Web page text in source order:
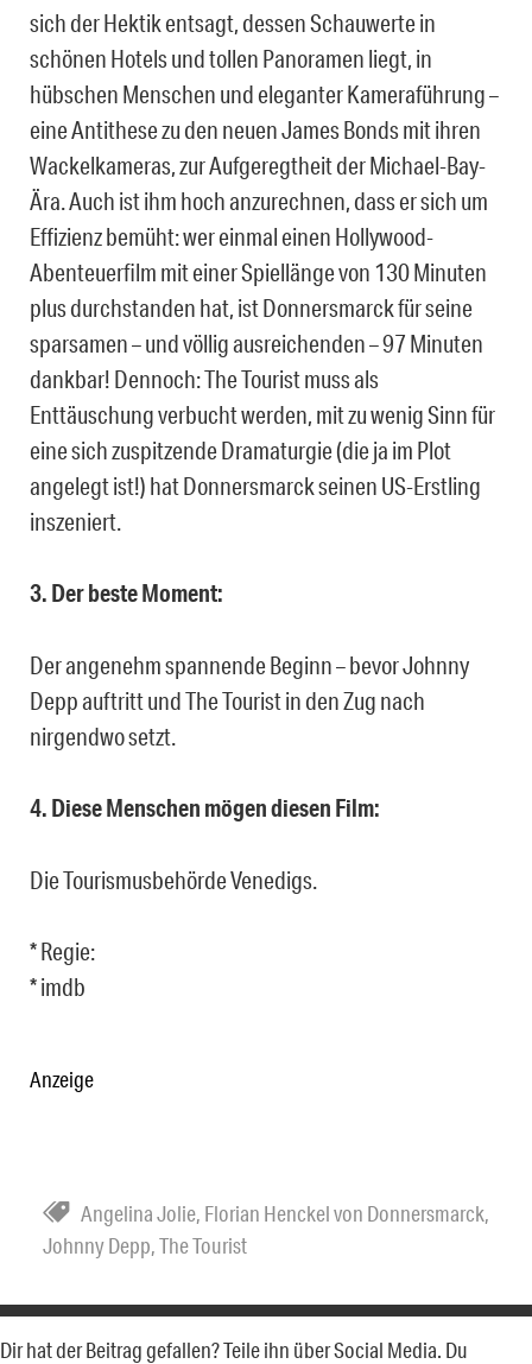
sich der Hektik entsagt, dessen Schauwerte in
schönen Hotels und tollen Panoramen liegt, in
hübschen Menschen und eleganter Kameraführung –
eine Antithese zu den neuen James Bonds mit ihren
Wackelkameras, zur Aufgeregtheit der Michael-Bay-
Ära. Auch ist ihm hoch anzurechnen, dass er sich um
Effizienz bemüht: wer einmal einen Hollywood-
Abenteuerfilm mit einer Spiellänge von 130 Minuten
plus durchstanden hat, ist Donnersmarck für seine
sparsamen – und völlig ausreichenden – 97 Minuten
dankbar! Dennoch: The Tourist muss als
Enttäuschung verbucht werden, mit zu wenig Sinn für
eine sich zuspitzende Dramaturgie (die ja im Plot
angelegt ist!) hat Donnersmarck seinen US-Erstling
inszeniert.
3. Der beste Moment:
Der angenehm spannende Beginn – bevor Johnny
Depp auftritt und The Tourist in den Zug nach
nirgendwo setzt.
4. Diese Menschen mögen diesen Film:
Die Tourismusbehörde Venedigs.
* Regie:
* imdb
Anzeige
Angelina Jolie, Florian Henckel von Donnersmarck,
Johnny Depp,The Tourist
Dir hat der Beitrag gefallen? Teile ihn über Social Media. Du